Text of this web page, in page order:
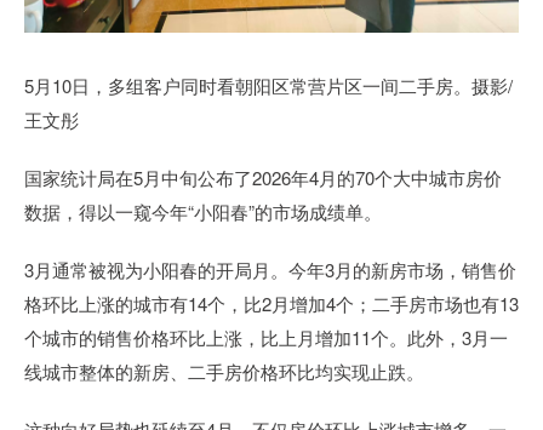
5月10日，多组客户同时看朝阳区常营片区一间二手房。摄影/
王文彤
国家统计局在5月中旬公布了2026年4月的70个大中城市房价
数据，得以一窥今年“小阳春”的市场成绩单。
3月通常被视为小阳春的开局月。今年3月的新房市场，销售价
格环比上涨的城市有14个，比2月增加4个；二手房市场也有13
个城市的销售价格环比上涨，比上月增加11个。此外，3月一
线城市整体的新房、二手房价格环比均实现止跌。